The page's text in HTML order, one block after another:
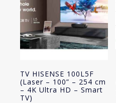
TV HISENSE 100L5F
(Laser – 100” – 254 cm
– 4K Ultra HD – Smart
TV)